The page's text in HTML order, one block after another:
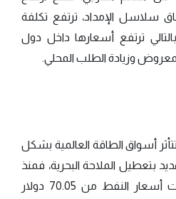
سلاسل الإمداد، ترتفع تكلفة
ترتفع أسعارها داخل دول
وزيادة الطلب المحلي.
تتأثر أسواق الطاقة العالمية بشكل
بتعطيل الملاحة البحرية، فمنذ
بداية الحرب الإيرانية، ارتفعت أسعار النفط من 70.05 دولار